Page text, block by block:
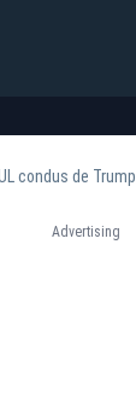
condus de Trump
Advertising